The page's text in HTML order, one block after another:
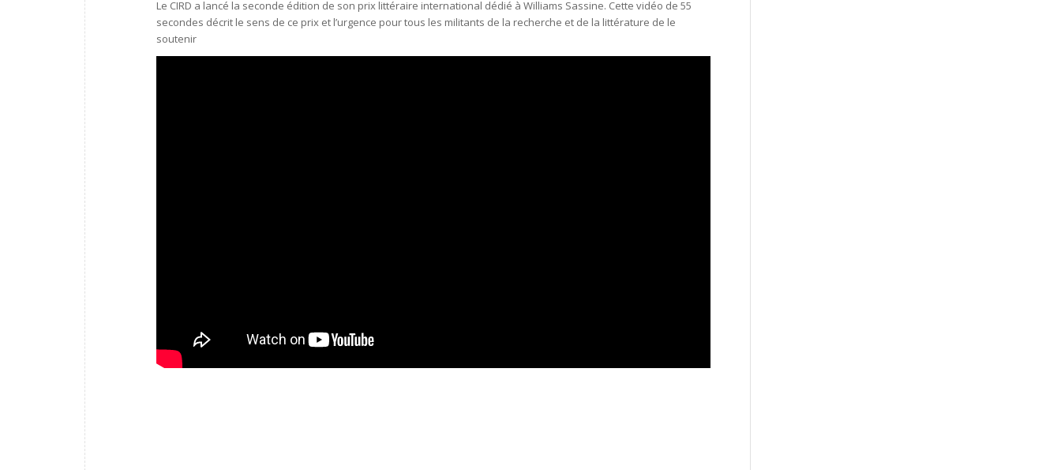
Le CIRD a lancé la seconde édition de son prix littéraire international dédié à Williams Sassine. Cette vidéo de 55
secondes décrit le sens de ce prix et l’urgence pour tous les militants de la recherche et de la littérature de le
soutenir